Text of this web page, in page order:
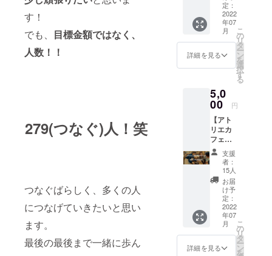
す！
でも、 目標金額ではなく、
人数！！
279(つなぐ)人！笑
つなぐばらしく、多くの人
につなげていきたいと思い
ます。
最後の最後まで一緒に歩ん
よって
さいか
ちどブ
ンコを
利用す
る子ど
もたち
へ図書
を送る
リター
ンで
す！ 1
口当た
り1人を
目安に
図書
カード
発行費
用とし
て充て
させて
いただ
きま
す。 み
なさん
定：
2022
年07
月
詳細を見る
こ
の
リ
タ
ー
ン
を
選
択
す
る
5,0
00 円
【アト
リエカ
フェ
1000円
分チ
ケット
＋オリ
ジナル
てぬぐ
い】
シェア
アトリ
エつな
ぐばの
支援
者：
15人
お届
け予
定：
2022
年07
月
詳細を見る
こ
の
リ
タ
ー
ン
を